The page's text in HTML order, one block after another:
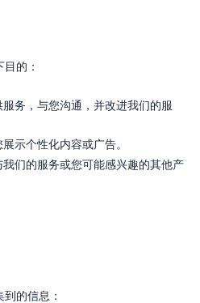
的：
服务，与您沟通，并改进我们的服
示个性化内容或广告。
我们的服务或您可能感兴趣的其他产
的信息：